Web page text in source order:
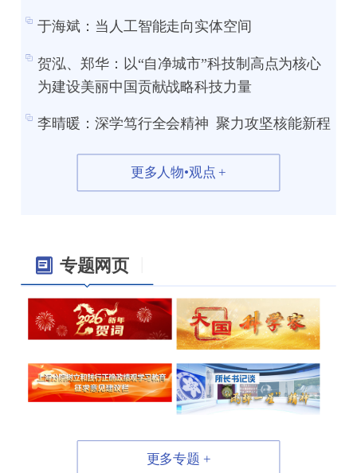
卓越创新中心科研管理处副处长招聘启事
年公开招用人员启事（第3期）
07-03 /
中国科学院脑科学与智能技术
07-01 /2026
中国科学院上海有机化学研究
所分子尺度表征中心（仪器研发方向）高级
人才招聘启事
于海斌：当人工智能走向实体空间
贺泓、郑华：以“自净城市”科技制高点为核心
为建设美丽中国贡献战略科技力量
李晴暖：深学笃行全会精神 聚力攻坚核能新程
更多人物•观点 +
专题网页
更多专题 +